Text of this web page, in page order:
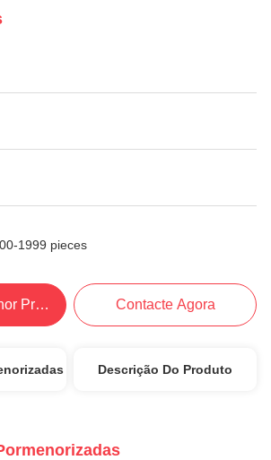
1999 pieces
Preço Contacte Agora
Descrição Do Produto